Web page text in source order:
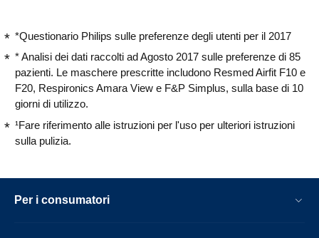
*Questionario Philips sulle preferenze degli utenti per il 2017
* Analisi dei dati raccolti ad Agosto 2017 sulle preferenze di 85
pazienti. Le maschere prescritte includono Resmed Airfit F10 e
F20, Respironics Amara View e F&P Simplus, sulla base di 10
giorni di utilizzo.
¹Fare riferimento alle istruzioni per l'uso per ulteriori istruzioni
sulla pulizia.
Per i consumatori